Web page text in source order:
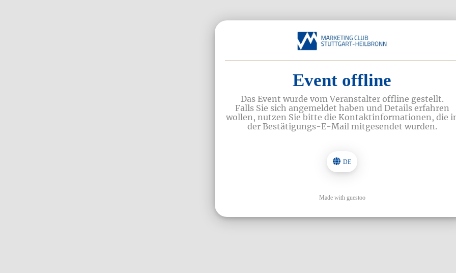
Event offline
Das Event wurde vom Veranstalter offline gestellt.
Falls Sie sich angemeldet haben und Details erfahren
wollen, nutzen Sie bitte die Kontaktinformationen, die
der Bestätigungs-E-Mail mitgesendet wurden.
DE
Made with guestoo